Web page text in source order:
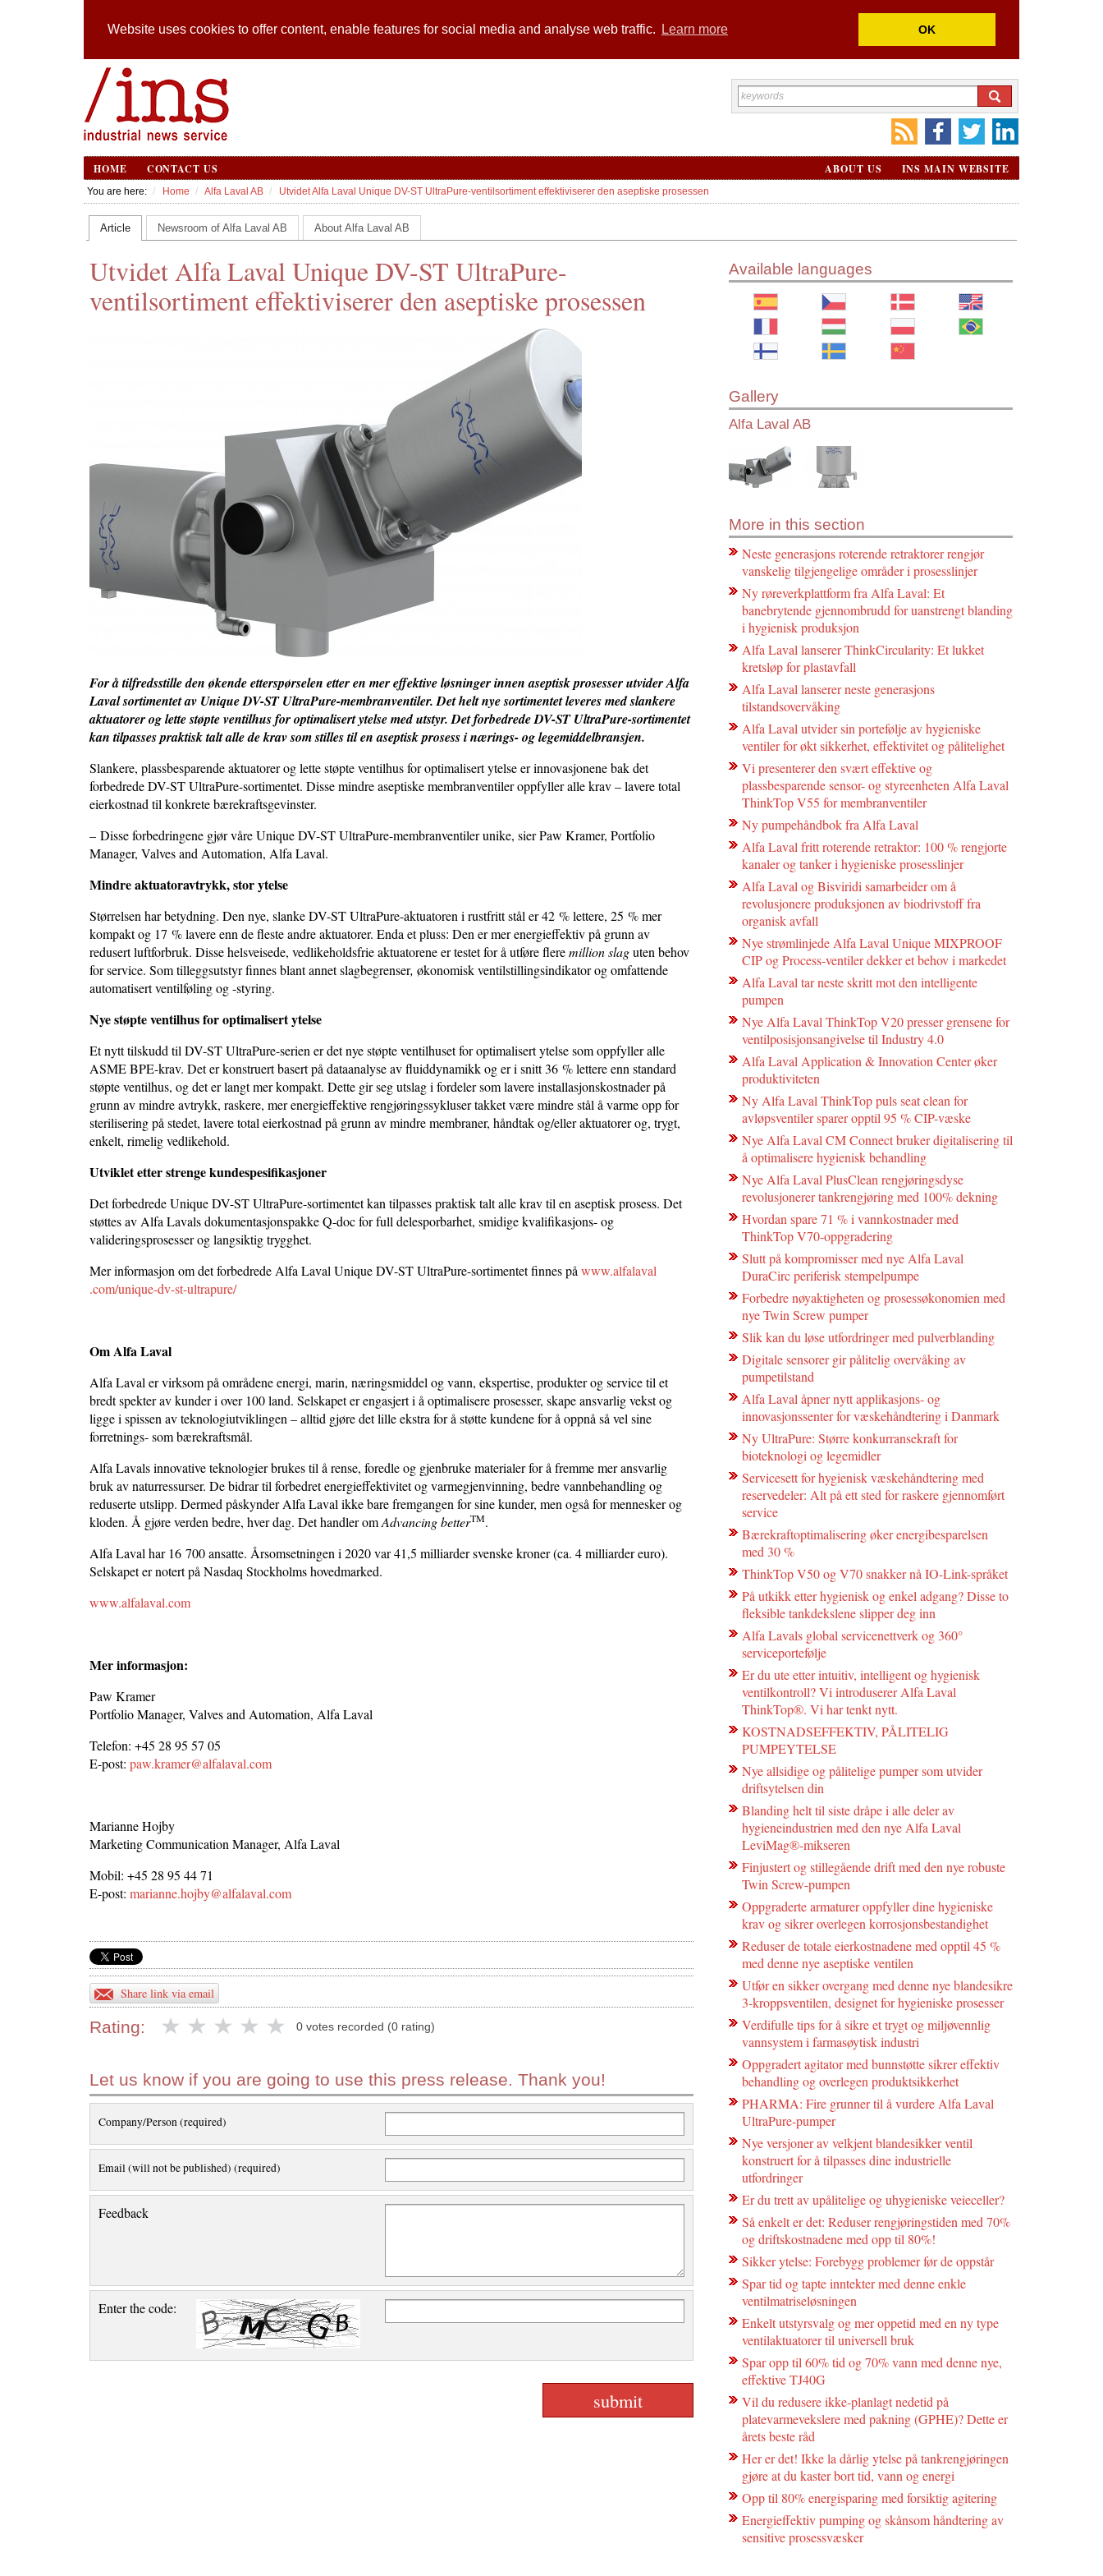
Website uses cookies to offer content, enable features for social media and analyse web traffic. Learn more OK
HOME CONTACT US INS MAIN WEBSITE
ABOUT US
You are here: Home Alfa Laval AB Utvidet Alfa Laval Unique DV-ST UltraPure-ventilsortiment effektiviserer den aseptiske prosessen
Article Newsroom of Alfa Laval AB About Alfa Laval AB
Utvidet Alfa Laval Unique DV-ST UltraPure-
ventilsortiment effektiviserer den aseptiske prosessen
For å tilfredsstille den økende etterspørselen etter en mer effektive løsninger innen aseptisk prosesser utvider Alfa
Laval sortimentet av Unique DV-ST UltraPure-membranventiler. Det helt nye sortimentet leveres med slankere
aktuatorer og lette støpte ventilhus for optimalisert ytelse med utstyr. Det forbedrede DV-ST UltraPure-sortimentet
kan tilpasses praktisk talt alle de krav som stilles til en aseptisk prosess i nærings- og legemiddelbransjen.
Slankere, plassbesparende aktuatorer og lette støpte ventilhus for optimalisert ytelse er innovasjonene bak det
forbedrede DV-ST UltraPure-sortimentet. Disse mindre aseptiske membranventiler oppfyller alle krav – lavere total
eierkostnad til konkrete bærekraftsgevinster.
– Disse forbedringene gjør våre Unique DV-ST UltraPure-membranventiler unike, sier Paw Kramer, Portfolio
Manager, Valves and Automation, Alfa Laval.
Mindre aktuatoravtrykk, stor ytelse
Størrelsen har betydning. Den nye, slanke DV-ST UltraPure-aktuatoren i rustfritt stål er 42 % lettere, 25 % mer
kompakt og 17 % lavere enn de fleste andre aktuatorer. Enda et pluss: Den er mer energieffektiv på grunn av
redusert luftforbruk. Disse helsveisede, vedlikeholdsfrie aktuatorene er testet for å utføre fleremillion slaguten behov
for service. Som tilleggsutstyr finnes blant annet slagbegrenser,økonomisk ventilstillingsindikator og omfattende
automatisert ventilføling og -styring.
Nye støpte ventilhus for optimalisert ytelse
Et nytt tilskudd til DV-ST UltraPure-serien er det nye støpte ventilhuset for optimalisert ytelse som oppfyller alle
ASME BPE-krav. Det er konstruert basert på dataanalyse av fluiddynamikk og er i snitt 36 % lettere enn standard
støpte ventilhus, og det er langt mer kompakt. Dette gir seg utslag i fordeler som lavere installasjonskostnader på
grunn av mindre avtrykk, raskere, mer energieffektive rengjøringssykluser takket være mindre stål å varme opp for
sterilisering på stedet, lavere total eierkostnad på grunn av mindre membraner, håndtak og/eller aktuatorer og, trygt,
enkelt, rimelig vedlikehold.
Utviklet etter strenge kundespesifikasjoner
Det forbedrede Unique DV-ST UltraPure-sortimentet kan tilpasses praktisk talt alle krav til en aseptisk prosess. Det
støttes av Alfa Lavals dokumentasjonspakke Q-doc for full delesporbarhet, smidige kvalifikasjons- og
valideringsprosesser og langsiktig trygghet.
Mer informasjon om det forbedrede Alfa Laval Unique DV-ST UltraPure-sortimentet finnes påwww.alfalaval
.com/unique-dv-st-ultrapure/
Om Alfa Laval
Alfa Laval er virksom på områdene energi, marin, næringsmiddel og vann, ekspertise, produkter og service til et
bredt spekter av kunder i over 100 land. Selskapet er engasjert i å optimalisere prosesser, skape ansvarlig vekst og
ligge i spissen av teknologiutviklingen – alltid gjøre det lille ekstra for å støtte kundene for å oppnå så vel sine
forretnings- som bærekraftsmål.
Alfa Lavals innovative teknologier brukes til å rense, foredle og gjenbruke materialer for å fremme mer ansvarlig
bruk av naturressurser. De bidrar til forbedret energieffektivitet og varmegjenvinning, bedre vannbehandling og
reduserte utslipp. Dermed påskynder Alfa Laval ikke bare fremgangen for sine kunder, men også for mennesker og
kloden. Å gjøre verden bedre, hver dag. Det handler omAdvancing betterTM.
Alfa Laval har 16 700 ansatte. Årsomsetningen i 2020 var 41,5 milliarder svenske kroner (ca. 4 milliarder euro).
Selskapet er notert på Nasdaq Stockholms hovedmarked.
www.alfalaval.com
Mer informasjon:
Paw Kramer
Portfolio Manager, Valves and Automation, Alfa Laval
Telefon: +45 28 95 57 05
E-post:paw.kramer@alfalaval.com
Marianne Hojby
Marketing Communication Manager, Alfa Laval
Mobil: +45 28 95 44 71
E-post:marianne.hojby@alfalaval.com
Share link via email
Rating: 0 votes recorded (0 rating)
Let us know if you are going to use this press release. Thank you!
Company/Person (required)
Email (will not be published) (required)
Feedback
Enter the code:
Available languages
Gallery
Alfa Laval AB
More in this section
Neste generasjons roterende retraktorer rengjør
vanskelig tilgjengelige områder i prosesslinjer
Ny røreverkplattform fra Alfa Laval: Et
banebrytende gjennombrudd for uanstrengt blanding
i hygienisk produksjon
Alfa Laval lanserer ThinkCircularity: Et lukket
kretsløp for plastavfall
Alfa Laval lanserer neste generasjons
tilstandsovervåking
Alfa Laval utvider sin portefølje av hygieniske
ventiler for økt sikkerhet, effektivitet og pålitelighet
Vi presenterer den svært effektive og
plassbesparende sensor- og styreenheten Alfa Laval
ThinkTop V55 for membranventiler
Ny pumpehåndbok fra Alfa Laval
Alfa Laval fritt roterende retraktor: 100 % rengjorte
kanaler og tanker i hygieniske prosesslinjer
Alfa Laval og Bisviridi samarbeider om å
revolusjonere produksjonen av biodrivstoff fra
organisk avfall
Nye strømlinjede Alfa Laval Unique MIXPROOF
CIP og Process-ventiler dekker et behov i markedet
Alfa Laval tar neste skritt mot den intelligente
pumpen
Nye Alfa Laval ThinkTop V20 presser grensene for
ventilposisjonsangivelse til Industry 4.0
Alfa Laval Application & Innovation Center øker
produktiviteten
Ny Alfa Laval ThinkTop puls seat clean for
avløpsventiler sparer opptil 95 % CIP-væske
Nye Alfa Laval CM Connect bruker digitalisering til
å optimalisere hygienisk behandling
Nye Alfa Laval PlusClean rengjøringsdyse
revolusjonerer tankrengjøring med 100% dekning
Hvordan spare 71 % i vannkostnader med
ThinkTop V70-oppgradering
Slutt på kompromisser med nye Alfa Laval
DuraCirc periferisk stempelpumpe
Forbedre nøyaktigheten og prosessøkonomien med
nye Twin Screw pumper
Slik kan du løse utfordringer med pulverblanding
Digitale sensorer gir pålitelig overvåking av
pumpetilstand
Alfa Laval åpner nytt applikasjons- og
innovasjonssenter for væskehåndtering i Danmark
Ny UltraPure: Større konkurransekraft for
bioteknologi og legemidler
Servicesett for hygienisk væskehåndtering med
reservedeler: Alt på ett sted for raskere gjennomført
service
Bærekraftoptimalisering øker energibesparelsen
med 30 %
ThinkTop V50 og V70 snakker nå IO-Link-språket
På utkikk etter hygienisk og enkel adgang? Disse to
fleksible tankdekslene slipper deg inn
Alfa Lavals global servicenettverk og 360°
serviceportefølje
Er du ute etter intuitiv, intelligent og hygienisk
ventilkontroll? Vi introduserer Alfa Laval
ThinkTop®. Vi har tenkt nytt.
KOSTNADSEFFEKTIV, PÅLITELIG
PUMPEYTELSE
Nye allsidige og pålitelige pumper som utvider
driftsytelsen din
Blanding helt til siste dråpe i alle deler av
hygieneindustrien med den nye Alfa Laval
LeviMag®-mikseren
Finjustert og stillegående drift med den nye robuste
Twin Screw-pumpen
Oppgraderte armaturer oppfyller dine hygieniske
krav og sikrer overlegen korrosjonsbestandighet
Reduser de totale eierkostnadene med opptil 45 %
med denne nye aseptiske ventilen
Utfør en sikker overgang med denne nye blandesikre
3-kroppsventilen, designet for hygieniske prosesser
Verdifulle tips for å sikre et trygt og miljøvennlig
vannsystem i farmasøytisk industri
Oppgradert agitator med bunnstøtte sikrer effektiv
behandling og overlegen produktsikkerhet
PHARMA: Fire grunner til å vurdere Alfa Laval
UltraPure-pumper
Nye versjoner av velkjent blandesikker ventil
konstruert for å tilpasses dine industrielle
utfordringer
Er du trett av upålitelige og uhygieniske veieceller?
Så enkelt er det: Reduser rengjøringstiden med 70%
og driftskostnadene med opp til 80%!
Sikker ytelse: Forebygg problemer før de oppstår
Spar tid og tapte inntekter med denne enkle
ventilmatriseløsningen
Enkelt utstyrsvalg og mer oppetid med en ny type
ventilaktuatorer til universell bruk
Spar opp til 60% tid og 70% vann med denne nye,
effektive TJ40G
Vil du redusere ikke-planlagt nedetid på
platevarmevekslere med pakning (GPHE)? Dette er
årets beste råd
Her er det! Ikke la dårlig ytelse på tankrengjøringen
gjøre at du kaster bort tid, vann og energi
Opp til 80% energisparing med forsiktig agitering
Energieffektiv pumping og skånsom håndtering av
sensitive prosessvæsker